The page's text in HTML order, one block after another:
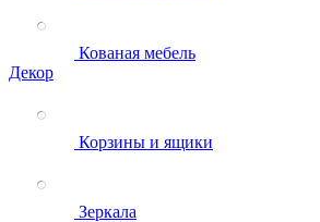
Кованая мебель
Декор
Корзины и ящики
Зеркала